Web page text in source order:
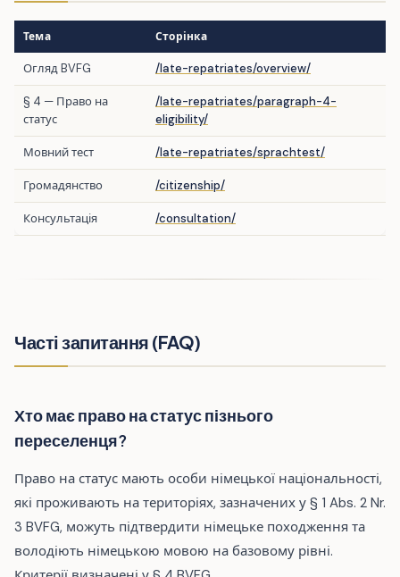
Тема Сторінка
Огляд BVFG /late-repatriates/overview/
§ 4 — Право на
статус
/late-repatriates/paragraph-4-
eligibility/
Мовний тест /late-repatriates/sprachtest/
Громадянство /citizenship/
Консультація /consultation/
Часті запитання (FAQ)
Хто має право на статус пізнього
переселенця?
Право на статус мають особи німецької національності,
які проживають на територіях, зазначених у § 1 Abs. 2 Nr.
3 BVFG, можуть підтвердити німецьке походження та
володіють німецькою мовою на базовому рівні.